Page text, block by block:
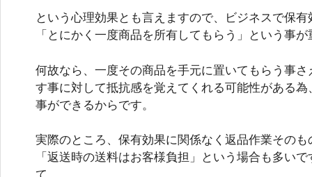
という心理効果とも言えますので、ビジネスで保
「とにかく一度商品を所有してもらう」という事
何故なら、一度その商品を手元に置いてもらう事
す事に対して抵抗感を覚えてくれる可能性がある
事ができるからです。
実際のところ、保有効果に関係なく返品作業その
「返送時の送料はお客様負担」という場合も多い